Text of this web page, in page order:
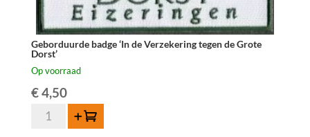
Geborduurde badge ‘In de Verzekering tegen de Grote
Dorst’
Op voorraad
€4,50
GeborduurdeToevoegen